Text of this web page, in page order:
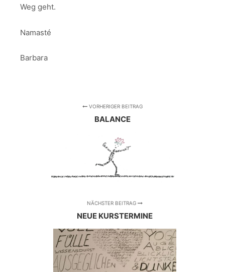
Weg geht.
Namasté
Barbara
VORHERIGER BEITRAG
BALANCE
NÄCHSTER BEITRAG
NEUE KURSTERMINE